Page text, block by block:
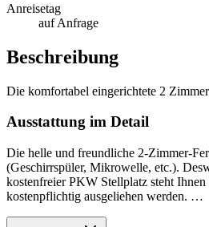
Anreisetag
auf Anfrage
Beschreibung
Die komfortabel eingerichtete 2
Ausstattung im Detail
Die helle und freundliche 2-Zimmer-
(Geschirrspüler, Mikrowelle, etc.).
kostenfreier PKW Stellplatz steht
kostenpflichtig ausgeliehen werden. …